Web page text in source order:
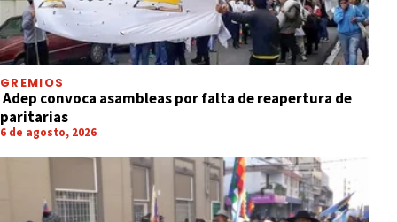
GREMIOS
Adep convoca asambleas por falta de reapertura de
paritarias
6 de agosto, 2026